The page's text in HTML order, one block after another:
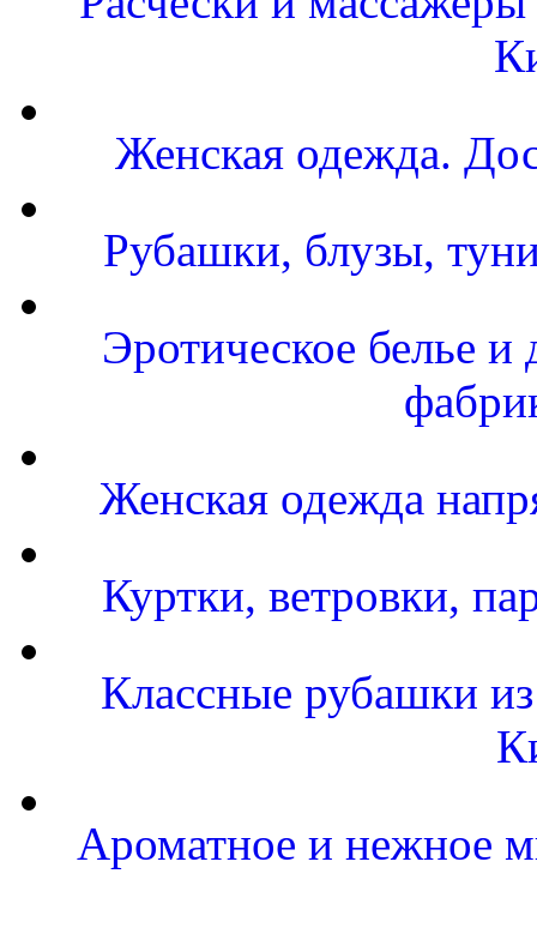
Женская одежда.
Рубашки, блузы,
Эротическое белье
Женская одежда
Куртки, ветровки,
Классные рубашки
Ароматное и нежное